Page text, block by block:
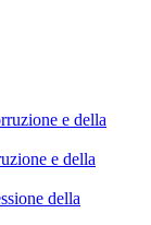
e della
e della
della